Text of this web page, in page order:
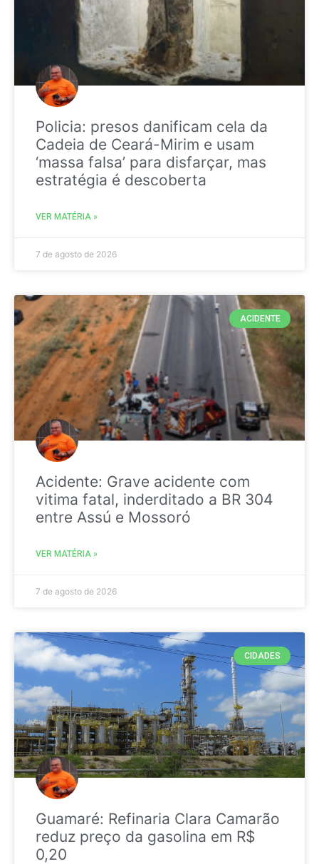
Policia: presos danificam cela da
Cadeia de Ceará-Mirim e usam
‘massa falsa’ para disfarçar, mas
estratégia é descoberta
VER MATÉRIA »
7 de agosto de 2026
ACIDENTE
Acidente: Grave acidente com
vitima fatal, inderditado a BR 304
entre Assú e Mossoró
VER MATÉRIA »
7 de agosto de 2026
CIDADES
Guamaré: Refinaria Clara Camarão
reduz preço da gasolina em R$
0,20